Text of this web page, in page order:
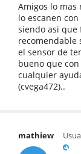
Amigos lo mas
lo escanen
siendo asi que
recomendable
el sensor de
bueno que
cualquier
(cvega472)..
mathiew